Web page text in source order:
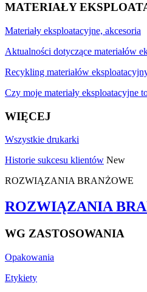
MATERIAŁY
Materiały eksploatacyjne, akcesoria
Aktualności dotyczące materiałów
Recykling materiałów
Czy moje materiały
WIĘCEJ
Wszystkie drukarki
Historie sukcesu klientów New
ROZWIĄZANIA BRANŻOWE
ROZWIĄZANIA
WG ZASTOSOWANIA
Opakowania
Etykiety